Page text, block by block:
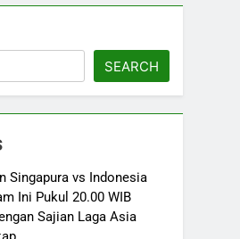
SEARCH
Singapura vs Indonesia
Ini Pukul 20.00 WIB
Sajian Laga Asia